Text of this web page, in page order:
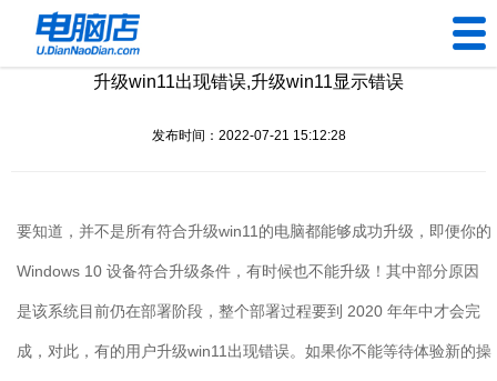
U盘工具
装机问题
电脑问题
升级win11出现错误,升级win11显示错误
发布时间：2022-07-21 15:12:28
要知道，并不是所有符合升级win11 的电脑都能够成功升级，即便你的
Windows 10 设备符合升级条件，有时候也不能升级！其中部分原因
是该系统目前仍在部署阶段，整个部署过程要到 2020 年年中才会完
成，对此，有的用户升级win11 出现错误。如果你不能等待体验新的操